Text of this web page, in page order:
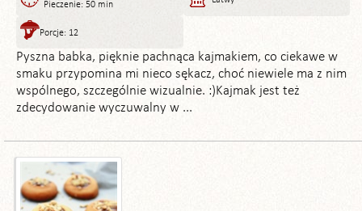
Pieczenie: 50 min
Porcje: 12
Pyszna babka, pięknie pachnąca kajmakiem, co ciekawe w
smaku przypomina mi nieco sękacz, choć niewiele ma z nim
wspólnego, szczególnie wizualnie. :)Kajmak jest też
zdecydowanie wyczuwalny w ...